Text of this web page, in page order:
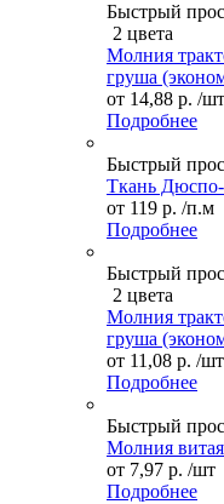
Быстрый
2 цвета
Молния
груша
от 14,88 р. /шт
Подробнее
Быстрый
Ткань
от 119 р. /п.м
Подробнее
Быстрый
2 цвета
Молния
груша
от 11,08 р. /шт
Подробнее
Быстрый
Молния
от 7,97 р. /шт
Подробнее